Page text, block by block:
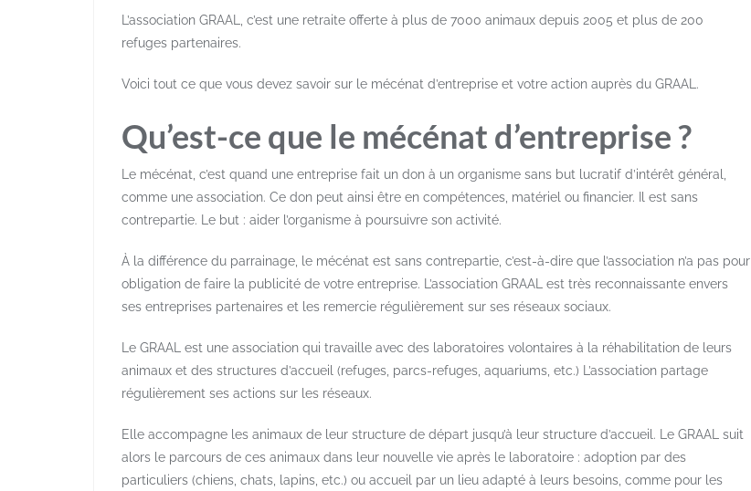
L’association GRAAL, c’est une retraite offerte à plus de 7000 animaux depuis 2005 et plus de 200
refuges partenaires.
Voici tout ce que vous devez savoir sur le mécénat d’entreprise et votre action auprès du GRAAL.
Qu’est-ce que le mécénat d’entreprise ?
Le mécénat, c’est quand une entreprise fait un don à un organisme sans but lucratif d’intérêt général,
comme une association. Ce don peut ainsi être en compétences, matériel ou financier. Il est sans
contrepartie. Le but : aider l’organisme à poursuivre son activité.
À la différence du parrainage, le mécénat est sans contrepartie, c’est-à-dire que l’association n’a pas pour
obligation de faire la publicité de votre entreprise. L’association GRAAL est très reconnaissante envers
ses entreprises partenaires et les remercie régulièrement sur ses réseaux sociaux.
Le GRAAL est une association qui travaille avec des laboratoires volontaires à la réhabilitation de leurs
animaux et des structures d’accueil (refuges, parcs-refuges, aquariums, etc.) L’association partage
régulièrement ses actions sur les réseaux.
Elle accompagne les animaux de leur structure de départ jusqu’à leur structure d’accueil. Le GRAAL suit
alors le parcours de ces animaux dans leur nouvelle vie après le laboratoire : adoption par des
particuliers (chiens, chats, lapins, etc.) ou accueil par un lieu adapté à leurs besoins, comme pour les